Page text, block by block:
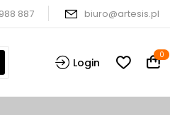
887 biuro@artesis.pl
Login
0